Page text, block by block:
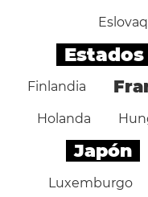
Finlandia
Holanda
Japón
Luxemburgo